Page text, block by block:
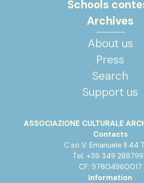
Schools
Archives
About us
Press
Search
Support us
ASSOCIAZIONE CULTURALE
Contacts
C.so V. Emanuele II 44
Tel. +39 349
CF: 97804960017
Information